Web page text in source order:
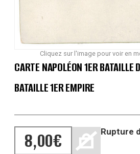
Cliquez sur l'image pour voir en
CARTE NAPOLÉON 1ER BATAILLE
BATAILLE 1ER EMPIRE
8,00€ Rupture